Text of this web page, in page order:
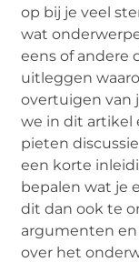
op bij je veel
wat
eens of andere
uitleggen
overtuigen van
we in dit artikel
pieten
een korte
bepalen wat je
dit dan ook te
argumenten
over het